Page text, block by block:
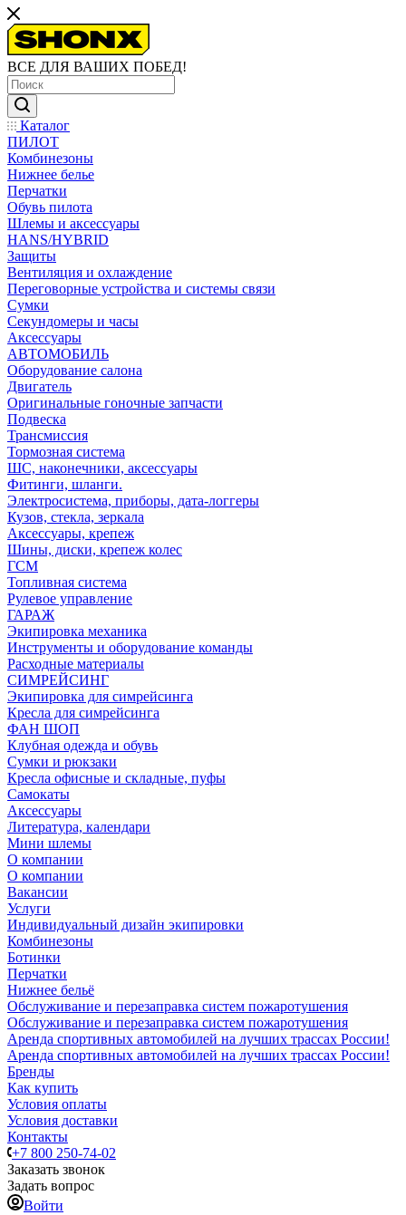
ВСЕ ДЛЯ ВАШИХ ПОБЕД!
Каталог
ПИЛОТ
Комбинезоны
Нижнее белье
Перчатки
Обувь пилота
Шлемы и аксессуары
HANS/HYBRID
Защиты
Вентиляция и охлаждение
Переговорные устройства и системы связи
Сумки
Секундомеры и часы
Аксессуары
АВТОМОБИЛЬ
Оборудование салона
Двигатель
Оригинальные гоночные запчасти
Подвеска
Трансмиссия
Тормозная система
ШС, наконечники, аксессуары
Фитинги, шланги.
Электросистема, приборы, дата-логгеры
Кузов, стекла, зеркала
Аксессуары, крепеж
Шины, диски, крепеж колес
ГСМ
Топливная система
Рулевое управление
ГАРАЖ
Экипировка механика
Инструменты и оборудование команды
Расходные материалы
СИМРЕЙСИНГ
Экипировка для симрейсинга
Кресла для симрейсинга
ФАН ШОП
Клубная одежда и обувь
Сумки и рюкзаки
Кресла офисные и складные, пуфы
Самокаты
Аксессуары
Литература, календари
Мини шлемы
О компании
О компании
Вакансии
Услуги
Индивидуальный дизайн экипировки
Комбинезоны
Ботинки
Перчатки
Нижнее бельё
Обслуживание и перезаправка систем пожаротушения
Обслуживание и перезаправка систем пожаротушения
Аренда спортивных автомобилей на лучших трассах России!
Аренда спортивных автомобилей на лучших трассах России!
Бренды
Как купить
Условия оплаты
Условия доставки
Контакты
+7 800 250-74-02
Заказать звонок
Задать вопрос
Войти